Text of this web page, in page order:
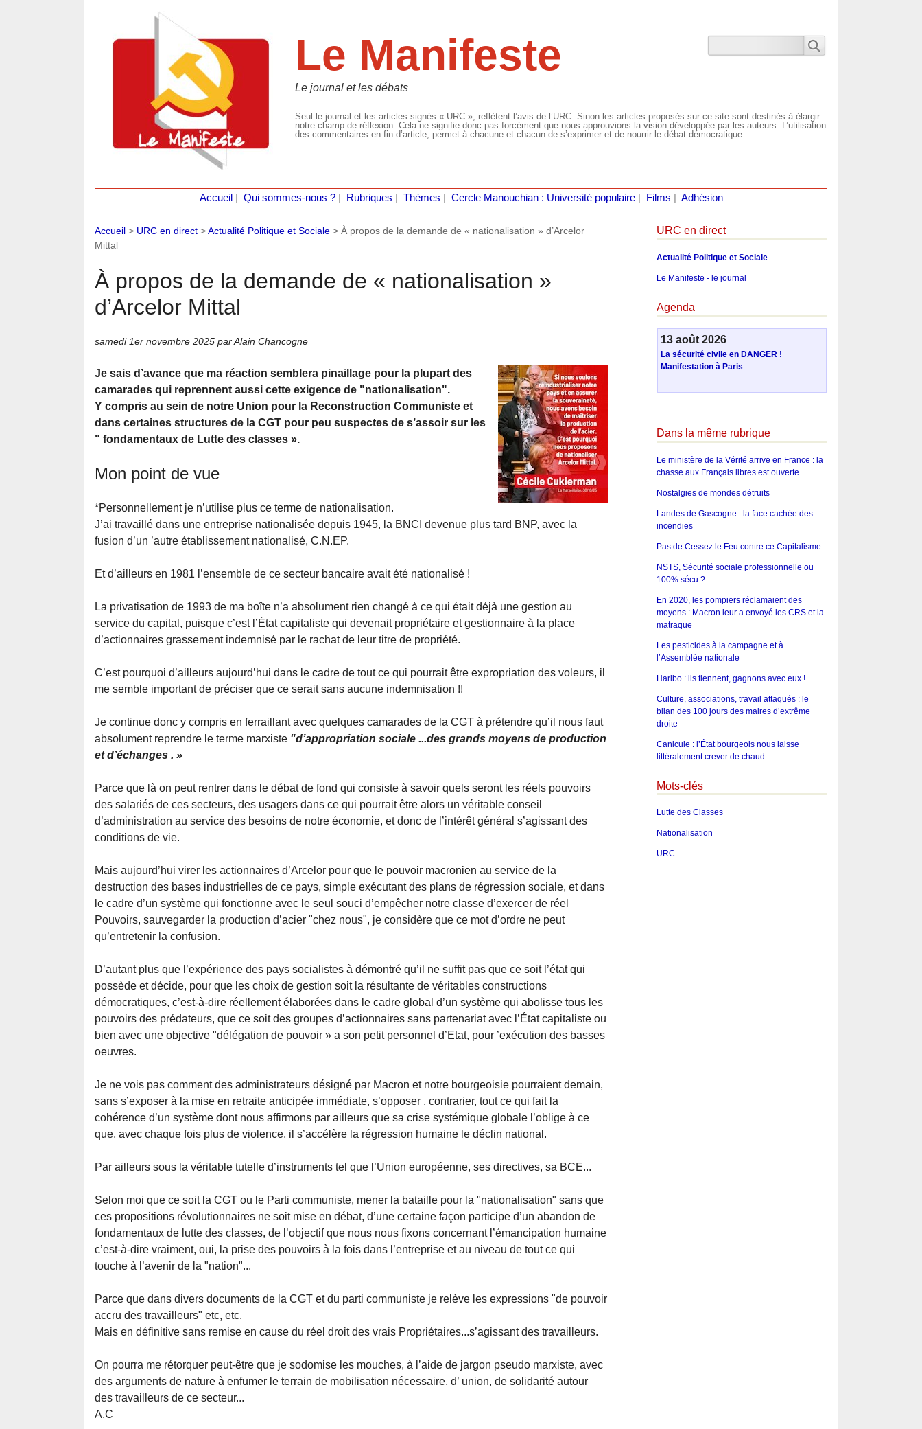
Le Manifeste
Le journal et les débats
Seul le journal et les articles signés « URC », reflètent l’avis de l’URC. Sinon les articles proposés sur ce site sont destinés à élargir
notre champ de réflexion. Cela ne signifie donc pas forcément que nous approuvions la vision développée par les auteurs. L’utilisation
des commentaires en fin d’article, permet à chacune et chacun de s’exprimer et de nourrir le débat démocratique.
Accueil Qui sommes-nous ?| Rubriques Thèmes Cercle Manouchian : Université populaire| Films Adhésion
Accueil > URC en direct >Actualité Politique et Sociale > À propos de la demande de « nationalisation » d’Arcelor
Mittal
À propos de la demande de « nationalisation »
d’Arcelor Mittal
samedi 1er novembre 2025 par Alain Chancogne
Je sais d’avance que ma réaction semblera pinaillage pour la plupart des
camarades qui reprennent aussi cette exigence de "nationalisation".
Y compris au sein de notre Union pour la Reconstruction Communiste et
dans certaines structures de la CGT pour peu suspectes de s’assoir sur les
" fondamentaux de Lutte des classes ».
Mon point de vue
*Personnellement je n’utilise plus ce terme de nationalisation.
J’ai travaillé dans une entreprise nationalisée depuis 1945, la BNCI devenue plus tard BNP, avec la
fusion d’un ’autre établissement nationalisé, C.N.EP.
Et d’ailleurs en 1981 l’ensemble de ce secteur bancaire avait été nationalisé !
La privatisation de 1993 de ma boîte n’a absolument rien changé à ce qui était déjà une gestion au
service du capital, puisque c’est l’État capitaliste qui devenait propriétaire et gestionnaire à la place
d’actionnaires grassement indemnisé par le rachat de leur titre de propriété.
C’est pourquoi d’ailleurs aujourd’hui dans le cadre de tout ce qui pourrait être expropriation des voleurs, il
me semble important de préciser que ce serait sans aucune indemnisation !!
Je continue donc y compris en ferraillant avec quelques camarades de la CGT à prétendre qu’il nous faut
absolument reprendre le terme marxiste "d’appropriation sociale ...des grands moyens de production
et d’échanges . »
Parce que là on peut rentrer dans le débat de fond qui consiste à savoir quels seront les réels pouvoirs
des salariés de ces secteurs, des usagers dans ce qui pourrait être alors un véritable conseil
d’administration au service des besoins de notre économie, et donc de l’intérêt général s’agissant des
conditions de vie.
Mais aujourd’hui virer les actionnaires d’Arcelor pour que le pouvoir macronien au service de la
destruction des bases industrielles de ce pays, simple exécutant des plans de régression sociale, et dans
le cadre d’un système qui fonctionne avec le seul souci d’empêcher notre classe d’exercer de réel
Pouvoirs, sauvegarder la production d’acier "chez nous", je considère que ce mot d’ordre ne peut
qu’entretenir la confusion.
D’autant plus que l’expérience des pays socialistes à démontré qu’il ne suffit pas que ce soit l’état qui
possède et décide, pour que les choix de gestion soit la résultante de véritables constructions
démocratiques, c’est-à-dire réellement élaborées dans le cadre global d’un système qui abolisse tous les
pouvoirs des prédateurs, que ce soit des groupes d’actionnaires sans partenariat avec l’État capitaliste ou
bien avec une objective "délégation de pouvoir » a son petit personnel d’Etat, pour ’exécution des basses
oeuvres.
Je ne vois pas comment des administrateurs désigné par Macron et notre bourgeoisie pourraient demain,
sans s’exposer à la mise en retraite anticipée immédiate, s’opposer , contrarier, tout ce qui fait la
cohérence d’un système dont nous affirmons par ailleurs que sa crise systémique globale l’oblige à ce
que, avec chaque fois plus de violence, il s’accélère la régression humaine le déclin national.
Par ailleurs sous la véritable tutelle d’instruments tel que l’Union européenne, ses directives, sa BCE...
Selon moi que ce soit la CGT ou le Parti communiste, mener la bataille pour la "nationalisation" sans que
ces propositions révolutionnaires ne soit mise en débat, d’une certaine façon participe d’un abandon de
fondamentaux de lutte des classes, de l’objectif que nous nous fixons concernant l’émancipation humaine
c’est-à-dire vraiment, oui, la prise des pouvoirs à la fois dans l’entreprise et au niveau de tout ce qui
touche à l’avenir de la "nation"...
Parce que dans divers documents de la CGT et du parti communiste je relève les expressions "de pouvoir
accru des travailleurs" etc, etc.
Mais en définitive sans remise en cause du réel droit des vrais Propriétaires...s’agissant des travailleurs.
On pourra me rétorquer peut-être que je sodomise les mouches, à l’aide de jargon pseudo marxiste, avec
des arguments de nature à enfumer le terrain de mobilisation nécessaire, d’ union, de solidarité autour
des travailleurs de ce secteur...
A.C
URC en direct
Actualité Politique et Sociale
Le Manifeste - le journal
Agenda
13 août 2026
La sécurité civile en DANGER !
Manifestation à Paris
Dans la même rubrique
Le ministère de la Vérité arrive en France : la
chasse aux Français libres est ouverte
Nostalgies de mondes détruits
Landes de Gascogne : la face cachée des
incendies
Pas de Cessez le Feu contre ce Capitalisme
NSTS, Sécurité sociale professionnelle ou
100% sécu ?
En 2020, les pompiers réclamaient des
moyens : Macron leur a envoyé les CRS et la
matraque
Les pesticides à la campagne et à
l’Assemblée nationale
Haribo : ils tiennent, gagnons avec eux !
Culture, associations, travail attaqués : le
bilan des 100 jours des maires d’extrême
droite
Canicule : l’État bourgeois nous laisse
littéralement crever de chaud
Mots-clés
Lutte des Classes
Nationalisation
URC